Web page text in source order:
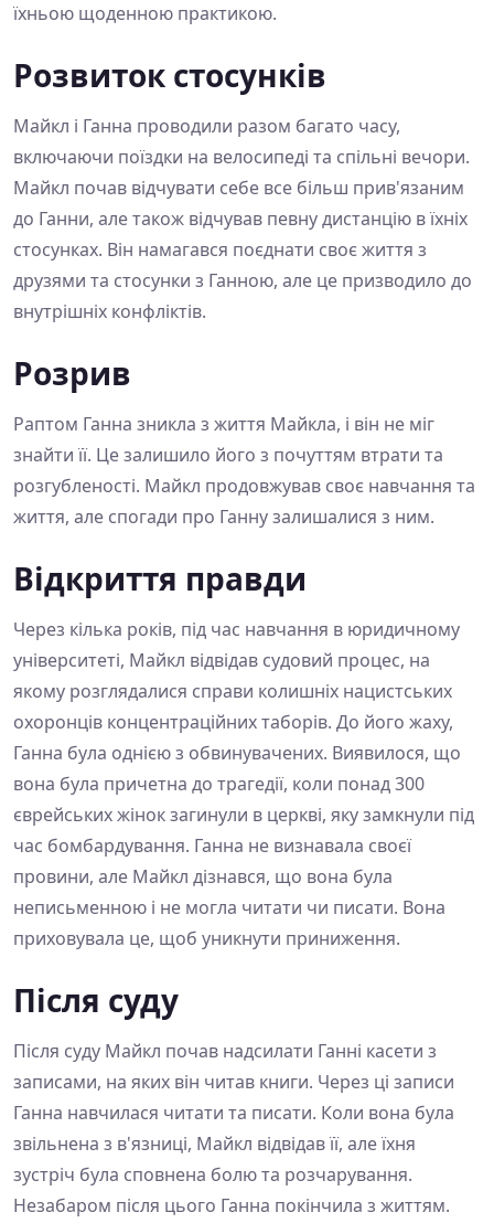
їхньою щоденною практикою.
Розвиток стосунків
Майкл і Ганна проводили разом багато часу,
включаючи поїздки на велосипеді та спільні вечори.
Майкл почав відчувати себе все більш прив'язаним
до Ганни, але також відчував певну дистанцію в їхніх
стосунках. Він намагався поєднати своє життя з
друзями та стосунки з Ганною, але це призводило до
внутрішніх конфліктів.
Розрив
Раптом Ганна зникла з життя Майкла, і він не міг
знайти її. Це залишило його з почуттям втрати та
розгубленості. Майкл продовжував своє навчання та
життя, але спогади про Ганну залишалися з ним.
Відкриття правди
Через кілька років, під час навчання в юридичному
університеті, Майкл відвідав судовий процес, на
якому розглядалися справи колишніх нацистських
охоронців концентраційних таборів. До його жаху,
Ганна була однією з обвинувачених. Виявилося, що
вона була причетна до трагедії, коли понад 300
єврейських жінок загинули в церкві, яку замкнули під
час бомбардування. Ганна не визнавала своєї
провини, але Майкл дізнався, що вона була
неписьменною і не могла читати чи писати. Вона
приховувала це, щоб уникнути приниження.
Після суду
Після суду Майкл почав надсилати Ганні касети з
записами, на яких він читав книги. Через ці записи
Ганна навчилася читати та писати. Коли вона була
звільнена з в'язниці, Майкл відвідав її, але їхня
зустріч була сповнена болю та розчарування.
Незабаром після цього Ганна покінчила з життям.